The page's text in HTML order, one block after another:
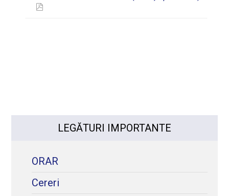
LEGĂTURI IMPORTANTE
ORAR
Cereri